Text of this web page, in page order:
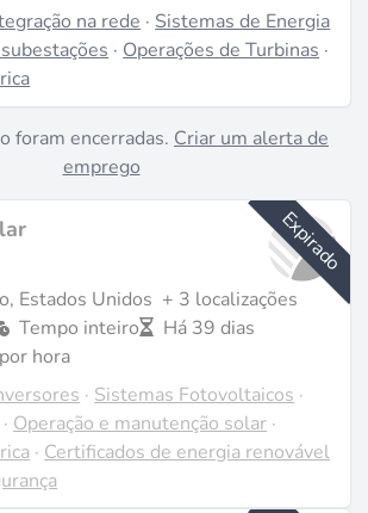
na rede · Sistemas de Energia
· Operações de Turbinas ·
foram encerradas. Criar um alerta de
emprego
Expirado
Estados Unidos + 3 localizações
Tempo inteiro
Há 39 dias
hora
· Sistemas Fotovoltaicos ·
· Operação e manutenção solar ·
· Certificados de energia renovável